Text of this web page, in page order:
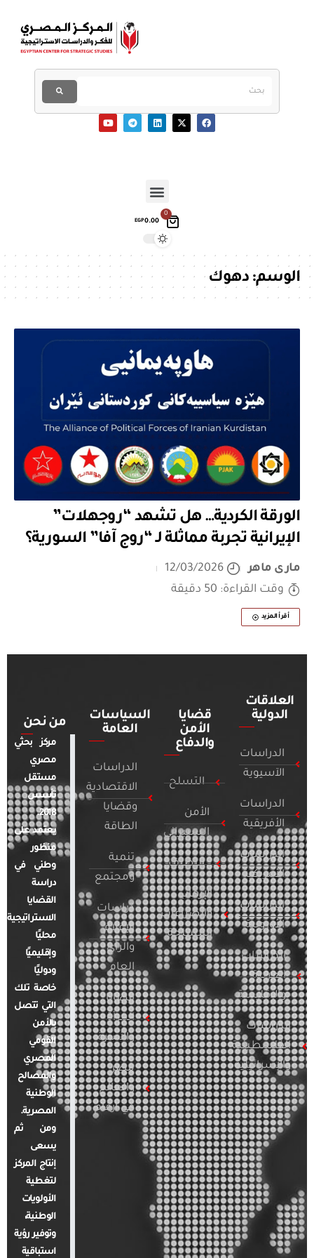
0
EGP0.00
الوسم:دهوك
الورقة الكردية… هل تشهد “روجهلات”
الإيرانية تجربة مماثلة لـ “روج آفا” السورية؟
مارى ماهر
12/03/2026
وقت القراءة: 50 دقيقة
أقرأ المزيد
العلاقات
الدولية
الدراسات
الآسيوية
الدراسات
الأفريقية
الدراسات
الأمريكية
الدراسات
الأوروبية
الدراسات
العربية
والإقليمية
الدراسات
الفلسطينية
والإسرائيلية
قضايا
الأمن
والدفاع
التسلح
الأمن
السيبراني
التطرف
الإرهاب
والصراعات
المسلحة
السياسات
العامة
الدراسات
الاقتصادية
وقضايا
الطاقة
تنمية
ومجتمع
دراسات
الإعلام
والرأي
العام
قضايا
المرأة
والأسرة
مصر
والعالم
في أرقام
من نحن
مركز بحثي
مصري
مستقل
تأسس
2018.
يعتمد على
منظور
وطني في
دراسة
القضايا
الاستراتيجية
محليًا
وإقليميًا
ودوليًا
خاصة تلك
التي تتصل
بالأمن
القومي
المصري
والمصالح
الوطنية
المصرية.
ومن ثم
يسعى
إنتاج المركز
لتغطية
الأولويات
الوطنية،
وتوفير رؤية
استباقية